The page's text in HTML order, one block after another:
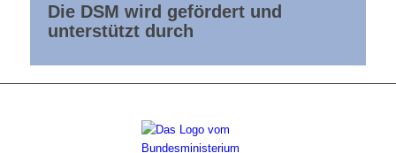
Die DSM wird gefördert und
unterstützt durch